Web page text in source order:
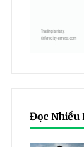
Đọc Nhiều